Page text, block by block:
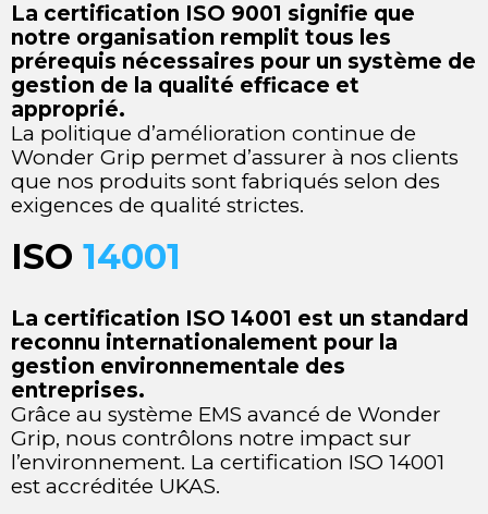
La certification ISO 9001 signifie que
notre organisation remplit tous les
prérequis nécessaires pour un système de
gestion de la qualité efficace et
approprié.
La politique d’amélioration continue de
Wonder Grip permet d’assurer à nos clients
que nos produits sont fabriqués selon des
exigences de qualité strictes.
ISO 14001
La certification ISO 14001 est un standard
reconnu internationalement pour la
gestion environnementale des
entreprises.
Grâce au système EMS avancé de Wonder
Grip, nous contrôlons notre impact sur
l’environnement. La certification ISO 14001
est accréditée UKAS.